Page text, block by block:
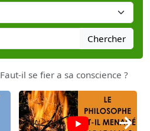
Chercher
Faut-il se fier a sa conscience ?
→